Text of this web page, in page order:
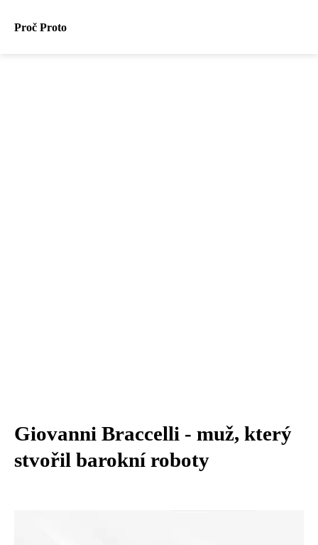
Proč Proto
Giovanni Braccelli - muž, který
stvořil barokní roboty